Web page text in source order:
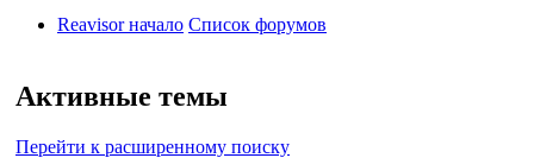
Reavisor начало Список форумов
Активные темы
Перейти к расширенному поиску